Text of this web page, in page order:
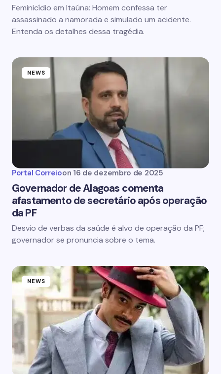
Feminicídio em Itaúna: Homem confessa ter
assassinado a namorada e simulado um acidente.
Entenda os detalhes dessa tragédia.
NEWS
Portal Correioon 16 de dezembro de 2025
Governador de Alagoas comenta
afastamento de secretário após operação
da PF
Desvio de verbas da saúde é alvo de operação da PF;
governador se pronuncia sobre o tema.
NEWS